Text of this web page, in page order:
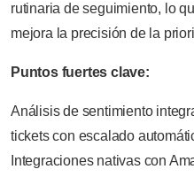
rutinaria de seguimiento, lo
mejora la precisión de la
Puntos fuertes clave:
Análisis de sentimiento
tickets con escalado
Integraciones nativas con